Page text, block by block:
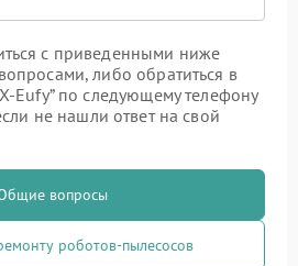
с приведенными ниже
либо обратиться в
Eufy” по следующему телефону
не нашли ответ на свой
вопросы
роботов-пылесосов